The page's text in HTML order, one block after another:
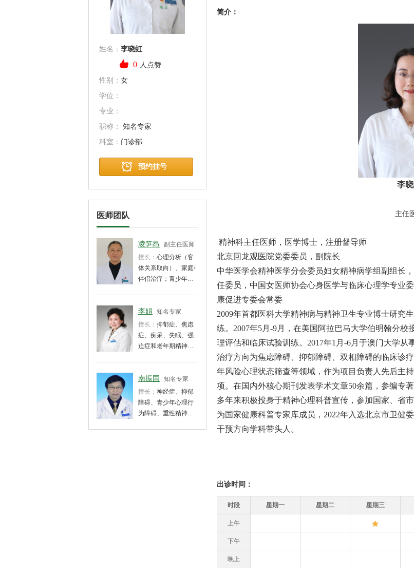
姓名： 李晓虹
0 人点赞
性别： 女
学位：
专业：
职称：
知名专家
科室： 门诊部
预约挂号
医师团队
凌笋昂
副主任医师
擅长： 心理分析（客
体关系取向）、家庭/
伴侣治疗；青少年心
情感危机，焦虑症、
抑郁症、疑病症、强
迫症等的心理咨询与
治疗；各类人格障碍
李娟
知名专家
擅长： 抑郁症、焦虑
症、痴呆、失眠、强
迫症和老年期精神障
南振国
知名专家
擅长： 神经症、抑郁
障碍、青少年心理行
为障碍、重性精神疾
简介：
李
主任
精神科主任医师，医学博士，注册督导师
北京回龙观医院党委委员，副院长
中华医学会精神医学分会委员妇女精神病学组副组长
任委员，中国女医师协会心身医学与临床心理学专业
康促进专委会常委
2009年首都医科大学精神病与精神卫生专业博士研究
练。2007年5月-9月，在美国阿拉巴马大学伯明翰分
理评估和临床试验训练。2017年1月-6月于澳门大学从
治疗方向为焦虑障碍、抑郁障碍、双相障碍的临床诊
年风险心理状态筛查等领域，作为项目负责人先后主
项。在国内外核心期刊发表学术文章50余篇，参编专著
多年来积极投身于精神心理科普宣传，参加国家、省
为国家健康科普专家库成员，2022年入选北京市卫健
干预方向学科带头人。
出诊时间：
时段 星期一 星期二 星期三
上午
下午
晚上